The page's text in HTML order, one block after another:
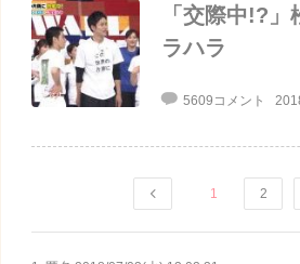
「交際中!?
ラハラ
5609コメント
1 2